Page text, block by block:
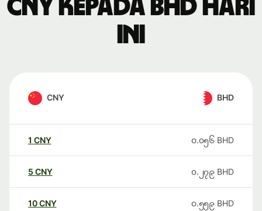
CNY kepada BHD hari
ini
CNY BHD
1 CNY ၀.၀၅၆ BHD
5 CNY ၀.၂၇၉ BHD
10CNY ၀.၅၅၉ BHD